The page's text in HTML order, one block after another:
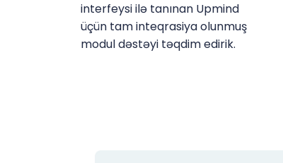
interfeysi ilə tanınan Upmind
üçün tam inteqrasiya olunmuş
modul dəstəyi təqdim edirik.